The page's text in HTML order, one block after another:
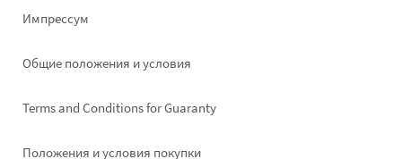
Импрессум
Общие положения и условия
Terms and Conditions for Guaranty
Положения и условия покупки